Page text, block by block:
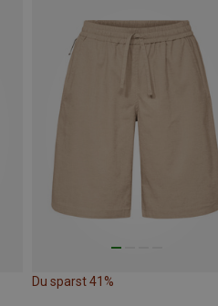
Du sparst 41%